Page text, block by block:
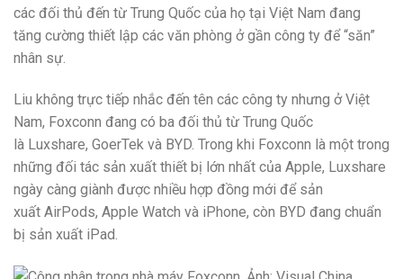
các đối thủ đến từ Trung Quốc của họ tại Việt Nam đang
tăng cường thiết lập các văn phòng ở gần công ty để “săn”
nhân sự.
Liu không trực tiếp nhắc đến tên các công ty nhưng ở Việt
Nam, Foxconn đang có ba đối thủ từ Trung Quốc
là Luxshare, GoerTek và BYD. Trong khi Foxconn là một trong
những đối tác sản xuất thiết bị lớn nhất của Apple, Luxshare
ngày càng giành được nhiều hợp đồng mới để sản
xuất AirPods, Apple Watch và iPhone, còn BYD đang chuẩn
bị sản xuất iPad.